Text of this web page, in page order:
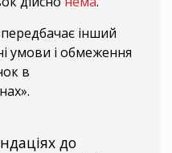
інший
умови і обмеження
в
до